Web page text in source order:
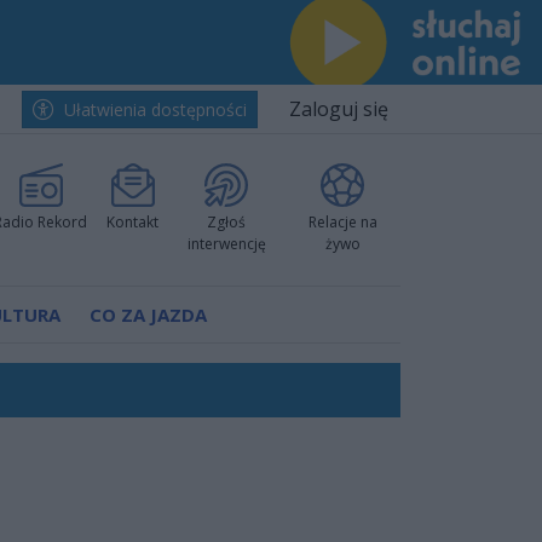
Ułatwienia dostępności Zaloguj się
Rekord Kontakt
Zgłoś
interwencję
Relacje na
żywo
CO ZA JAZDA
nową sportową tradycję"